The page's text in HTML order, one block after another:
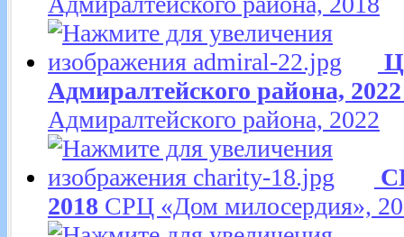
Адмиралтейского района, 2022
Адмиралтейского района, 2022
2018 СРЦ «Дом милосердия»,